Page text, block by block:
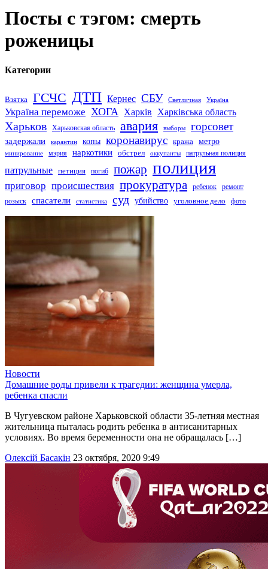
Посты с тэгом: смерть
роженицы
Категории
Взятка ГСЧС ДТП Кернес СБУ Светличная Україна
Україна переможе ХОГА Харків Харківська область
Харьков Харьковская область авария выборы горсовет
задержали карантин копы коронавирус кража метро
минирование мэрия наркотики обстрел оккупанты патрульная полиция
патрульные петиция погиб пожар полиция
приговор происшествия прокуратура ребенок
ремонт
розыск
спасатели статистика суд убийство уголовное дело фото
Новости
Домашние роды привели к трагедии: женщина умерла,
ребенка спасли
В Чугуевском районе Харьковской области 35-летняя местная
жительница пыталась родить ребенка в антисанитарных
условиях. Во время беременности она не обращалась […]
Олексій Басакін 23 октября, 2020 9:49